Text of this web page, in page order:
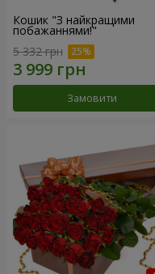
Кошик "З найкращими
побажаннями!"
5 332 грн
Замовити